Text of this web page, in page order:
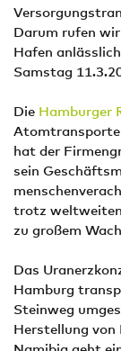
Darum rufen
Hafen
Samstag
Die Hamburger
hat der
sein
trotz weltweiten
zu großem
Das
Hamburg
Steinweg
Herstellung von